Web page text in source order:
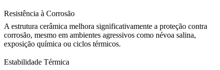
Resistência à Corrosão
A estrutura cerâmica melhora significativamente a proteção contra
corrosão, mesmo em ambientes agressivos como névoa salina,
exposição química ou ciclos térmicos.
Estabilidade Térmica